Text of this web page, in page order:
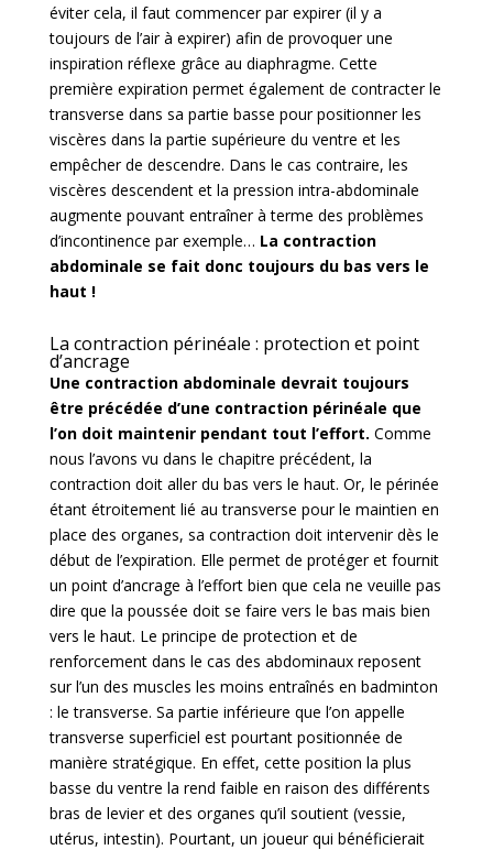
éviter cela, il faut commencer par expirer (il y a
toujours de l’air à expirer) afin de provoquer une
inspiration réflexe grâce au diaphragme. Cette
première expiration permet également de contracter le
transverse dans sa partie basse pour positionner les
viscères dans la partie supérieure du ventre et les
empêcher de descendre. Dans le cas contraire, les
viscères descendent et la pression intra-abdominale
augmente pouvant entraîner à terme des problèmes
d’incontinence par exemple… La contraction
abdominale se fait donc toujours du bas vers le
haut !
La contraction périnéale : protection et point
d’ancrage
Une contraction abdominale devrait toujours
être précédée d’une contraction périnéale que
l’on doit maintenir pendant tout l’effort. Comme
nous l’avons vu dans le chapitre précédent, la
contraction doit aller du bas vers le haut. Or, le périnée
étant étroitement lié au transverse pour le maintien en
place des organes, sa contraction doit intervenir dès le
début de l’expiration. Elle permet de protéger et fournit
un point d’ancrage à l’effort bien que cela ne veuille pas
dire que la poussée doit se faire vers le bas mais bien
vers le haut. Le principe de protection et de
renforcement dans le cas des abdominaux reposent
sur l’un des muscles les moins entraînés en badminton
: le transverse. Sa partie inférieure que l’on appelle
transverse superficiel est pourtant positionnée de
manière stratégique. En effet, cette position la plus
basse du ventre la rend faible en raison des différents
bras de levier et des organes qu’il soutient (vessie,
utérus, intestin). Pourtant, un joueur qui bénéficierait